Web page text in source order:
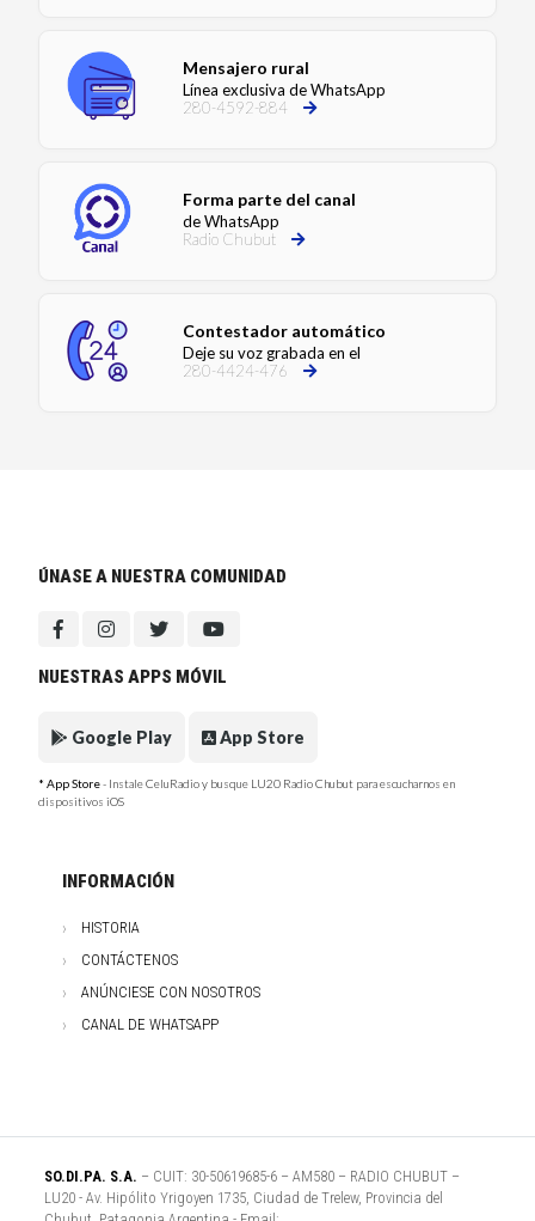
Mensajero rural
Línea exclusiva de WhatsApp
280-4592-884
Forma parte del canal
de WhatsApp
Radio Chubut
Contestador automático
Deje su voz grabada en el
280-4424-476
ÚNASE A NUESTRA COMUNIDAD
NUESTRAS APPS MÓVIL
Google Play App Store
* App Store- Instale CeluRadio y busque LU20 Radio Chubut para escucharnos en
dispositivos iOS
INFORMACIÓN
HISTORIA
CONTÁCTENOS
ANÚNCIESE CON NOSOTROS
CANAL DE WHATSAPP
SO.DI.PA. S.A. – CUIT: 30-50619685-6 – AM580 – RADIO CHUBUT –
LU20 - Av. Hipólito Yrigoyen 1735, Ciudad de Trelew, Provincia del